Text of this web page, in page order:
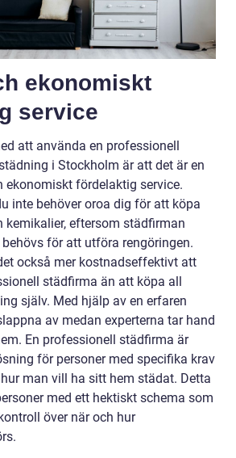
ekonomiskt
service
att använda en professionell
i Stockholm är att det är en
ekonomiskt fördelaktig service.
inte behöver oroa dig för att köpa
kemikalier, eftersom städfirman
för att utföra rengöringen.
också mer kostnadseffektivt att
städfirma än att köpa all
själv. Med hjälp av en erfaren
av medan experterna tar hand
En professionell städfirma är
för personer med specifika krav
man vill ha sitt hem städat. Detta
med ett hektiskt schema som
över när och hur